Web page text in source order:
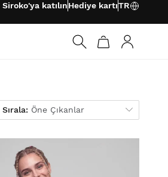
Siroko'ya katılınHediye kartıTR
Sırala
Sırala: Öne Çıkanlar